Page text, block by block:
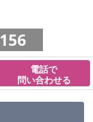
電話で
問い合わせる